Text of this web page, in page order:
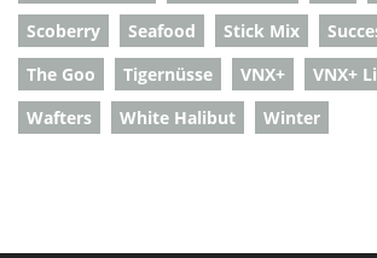
Scoberry
Seafood Stick Mix
The Goo
Tigernüsse VNX+ VNX+
Wafters
White Halibut Winter